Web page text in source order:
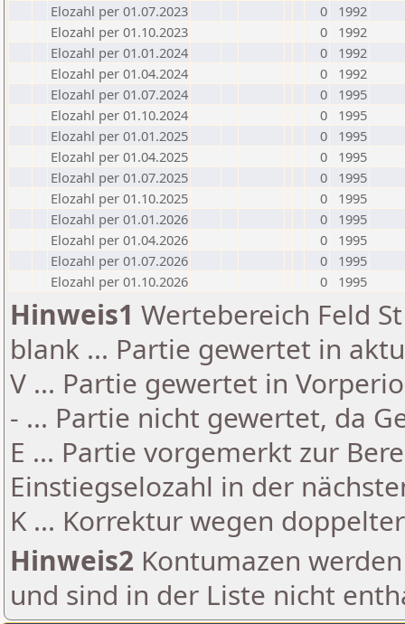
Elozahl per 01.07.2023
0
1992
Elozahl per 01.10.2023
0
1992
Elozahl per 01.01.2024
0
1992
Elozahl per 01.04.2024
0
1992
Elozahl per 01.07.2024
0
1995
Elozahl per 01.10.2024
0
1995
Elozahl per 01.01.2025
0
1995
Elozahl per 01.04.2025
0
1995
Elozahl per 01.07.2025
0
1995
Elozahl per 01.10.2025
0
1995
Elozahl per 01.01.2026
0
1995
Elozahl per 01.04.2026
0
1995
Elozahl per 01.07.2026
0
1995
Elozahl per 01.10.2026
0 1995
Hinweis1 Wertebereich Feld
blank ... Partie gewertet in
V ... Partie gewertet in
- ... Partie nicht gewertet, da
E ... Partie vorgemerkt zur
Einstiegselozahl in der
K ... Korrektur wegen
Hinweis2 Kontumazen
und sind in der Liste nicht